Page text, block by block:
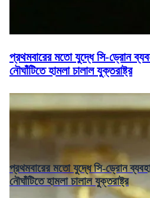
প্রথমবারের মতো যুদ্ধে সি-ড্রোন
নৌঘাঁটিতে হামলা চালাল যুক্তরাষ্ট্র
প্রথমবারের মতো যুদ্ধে সি-ড্রোন
নৌঘাঁটিতে হামলা চালাল যুক্তরাষ্ট্র